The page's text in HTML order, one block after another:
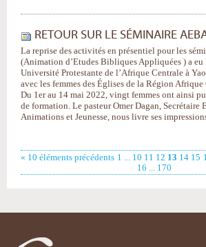
RETOUR SUR LE SÉMINAIRE
La reprise des activités en présentiel pour les
(Animation d’Etudes Bibliques Appliquées ) a eu
Université Protestante de l’Afrique Centrale à
avec les femmes des Églises de la Région
Du 1er au 14 mai 2022, vingt femmes ont ainsi
de formation. Le pasteur Omer Dagan, Secrétaire
Animations et Jeunesse, nous livre ses
« 10 éléments précédents 1 ... 10 11 12 13 14 15
16 ... 170